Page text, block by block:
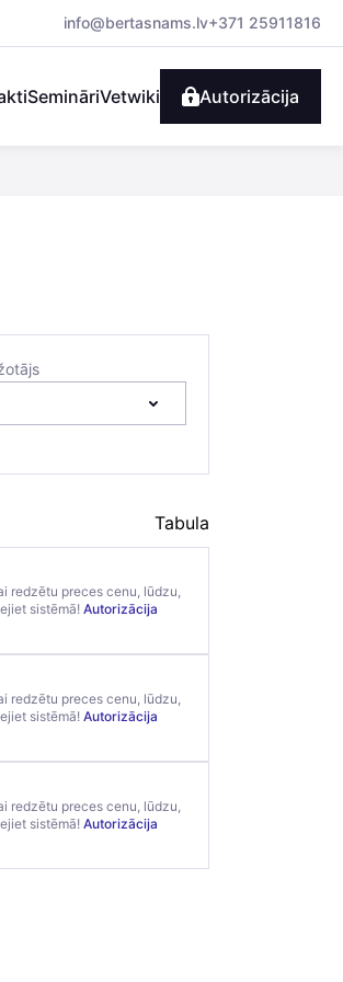
info@bertasnams.lv+371 25911816
SemināriVetwiki Autorizācija
Tabula
redzētu preces cenu, lūdzu,
sistēmā! Autorizācija
redzētu preces cenu, lūdzu,
sistēmā! Autorizācija
redzētu preces cenu, lūdzu,
sistēmā! Autorizācija